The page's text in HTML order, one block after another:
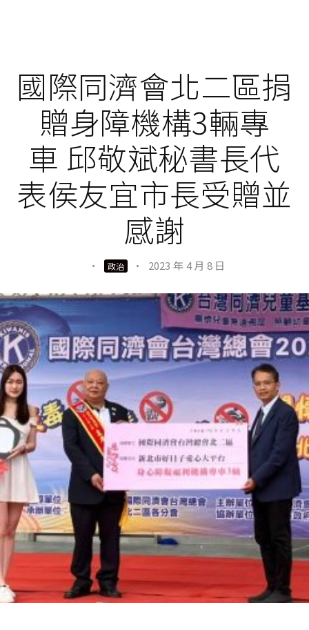
國際同濟會北二區捐
贈身障機構3輛專
車 邱敬斌秘書長代
表侯友宜市長受贈並
感謝
· 政治 · 2023 年 4 月 8 日